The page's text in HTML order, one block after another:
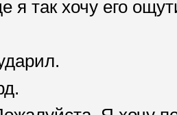
я так хочу его